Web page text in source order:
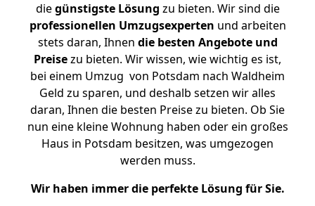
diegünstigste Lösung zu bieten. Wir sind die
professionellen Umzugsexperten und arbeiten
stets daran, Ihnen die besten Angebote und
Preisezu bieten. Wir wissen, wie wichtig es ist,
bei einem Umzug von Potsdam nach Waldheim
Geld zu sparen, und deshalb setzen wir alles
daran, Ihnen die besten Preise zu bieten. Ob Sie
nun eine kleine Wohnung haben oder ein großes
Haus in Potsdam besitzen, was umgezogen
werden muss.
Wir haben immer die perfekte Lösung für Sie.